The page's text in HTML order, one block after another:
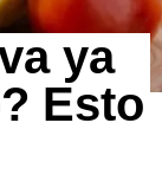
ya
Esto